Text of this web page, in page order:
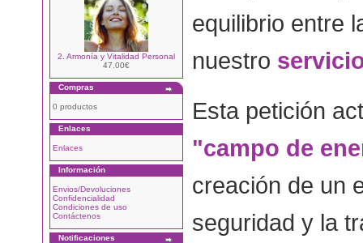
2. Armonía y Vitalidad Personal
47.00€
Compras
0 productos
Enlaces
Enlaces
Información
Envios/Devoluciones
Confidencialidad
Condiciones de uso
Contáctenos
Notificaciones
equilibrio entre
nuestro
Esta petición
"campo de
creación de un
seguridad y la